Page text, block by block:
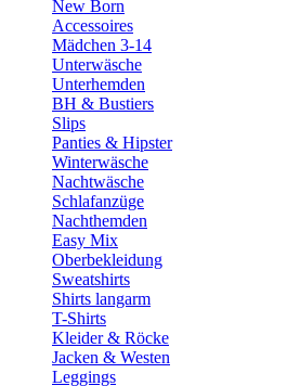
New Born
Accessoires
Mädchen 3-14
Unterwäsche
Unterhemden
BH & Bustiers
Slips
Panties & Hipster
Winterwäsche
Nachtwäsche
Schlafanzüge
Nachthemden
Easy Mix
Oberbekleidung
Sweatshirts
Shirts langarm
T-Shirts
Kleider & Röcke
Jacken & Westen
Leggings